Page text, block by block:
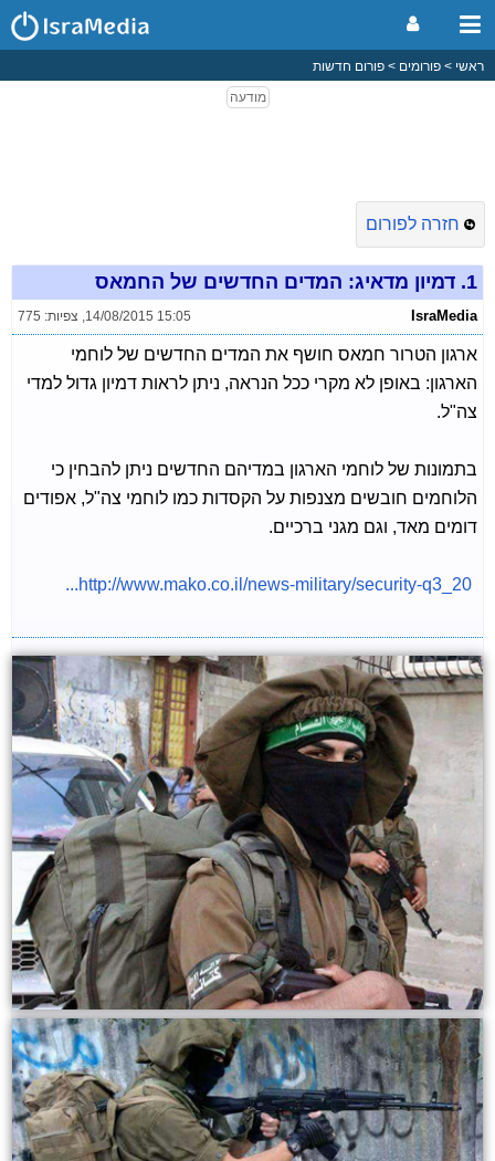
ראשי פורומים פורום חדשות
חזרה לפורום
1. דמיון מדאיג: המדים החדשים של החמאס
IsraMedia
14/08/2015 15:05
, צפיות: 775
ארגון הטרור חמאס חושף את המדים החדשים של לוחמי
הארגון: באופן לא מקרי ככל הנראה, ניתן לראות דמיון גדול למדי
צה"ל.
בתמונות של לוחמי הארגון במדיהם החדשים ניתן להבחין כי
הלוחמים חובשים מצנפות על הקסדות כמו לוחמי צה"ל, אפודים
דומים מאד, וגם מגני ברכיים.
http://www.mako.co.il/news-military/security-q3_20...